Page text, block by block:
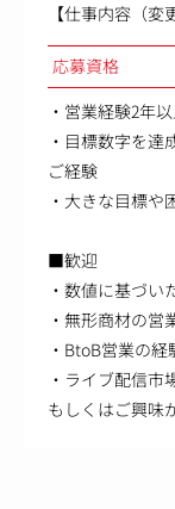
【仕事内容（
応募資格
・営業経験2年
・目標数字を達
ご経験
・大きな目標や
■歓迎
・数値に基づい
・無形商材の営
・BtoB営業の経
・ライブ配信市
もしくはご興味